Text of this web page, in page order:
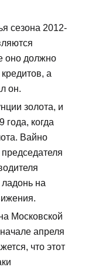
сезона 2012-
оно должно
а
он.
золота, и
когда
Вайно
на
Московской
апреля
что этот